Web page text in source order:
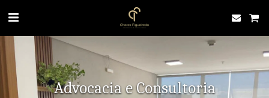
Advocacia e Consultoria